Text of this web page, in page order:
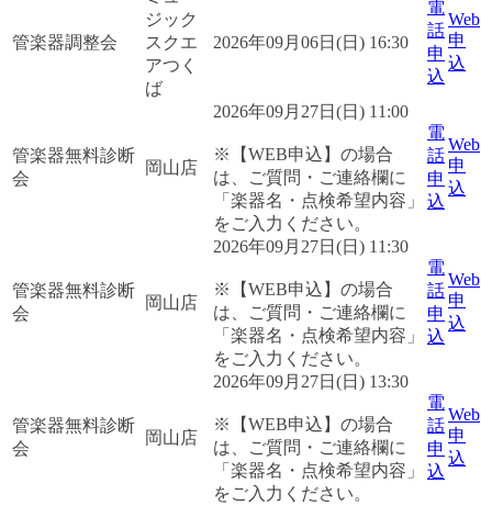
管楽器調整会
ジック
スクエ
アつく
ば
2026年09月06日(日) 16:30
電
話
申
込
Web
申
込
管楽器無料診断
会
岡山店
2026年09月27日(日) 11:00
※【WEB申込】の場合
は、ご質問・ご連絡欄に
「楽器名・点検希望内容」
をご入力ください。
電
話
申
込
Web
申
込
管楽器無料診断
会
岡山店
2026年09月27日(日) 11:30
※【WEB申込】の場合
は、ご質問・ご連絡欄に
「楽器名・点検希望内容」
をご入力ください。
電
話
申
込
Web
申
込
管楽器無料診断
会
岡山店
2026年09月27日(日) 13:30
※【WEB申込】の場合
は、ご質問・ご連絡欄に
「楽器名・点検希望内容」
をご入力ください。
電
話
申
込
Web
申
込